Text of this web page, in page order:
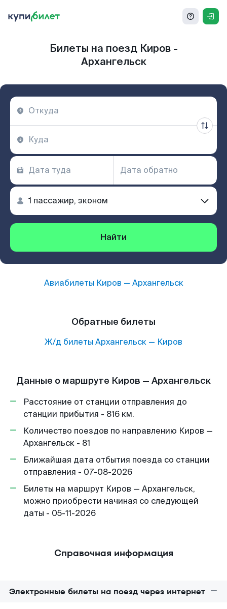
Билеты на поезд Киров -
Архангельск
Найти
Авиабилеты Киров — Архангельск
Обратные билеты
Ж/д билеты Архангельск — Киров
Данные о маршруте Киров — Архангельск
Расстояние от станции отправления до
станции прибытия - 816 км.
Количество поездов по направлению Киров —
Архангельск - 81
Ближайшая дата отбытия поезда со станции
отправления - 07-08-2026
Билеты на маршрут Киров — Архангельск,
можно приобрести начиная со следующей
даты - 05-11-2026
Справочная информация
Электронные билеты на поезд через интернет